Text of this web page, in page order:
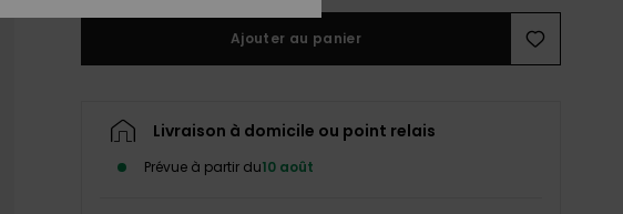
Ajouter au panier
Livraison à domicile ou point relais
Prévue à partir du10 août